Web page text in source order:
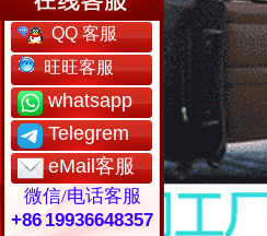
QQ 客服
旺旺客服
whatsapp
Telegrem
eMail客服
微信/电话客服
+86 19936648357